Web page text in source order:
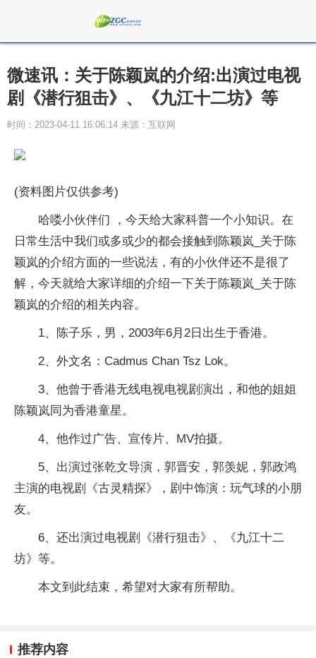
微速讯：关于陈颖岚的介绍:出演过电视
剧《潜行狙击》、《九江十二坊》等
时间：2023-04-11 16:06:14 来源：互联网
(资料图片仅供参考)
哈喽小伙伴们 ，今天给大家科普一个小知识。在
日常生活中我们或多或少的都会接触到陈颖岚_关于陈
颖岚的介绍方面的一些说法，有的小伙伴还不是很了
解，今天就给大家详细的介绍一下关于陈颖岚_关于陈
颖岚的介绍的相关内容。
1、陈子乐，男，2003年6月2日出生于香港。
2、外文名：Cadmus Chan Tsz Lok。
3、他曾于香港无线电视电视剧演出，和他的姐姐
陈颖岚同为香港童星。
4、他作过广告、宣传片、MV拍摄。
5、出演过张乾文导演，郭晋安，郭羡妮，郭政鸿
主演的电视剧《古灵精探》，剧中饰演：玩气球的小朋
友。
6、还出演过电视剧《潜行狙击》、《九江十二
坊》等。
本文到此结束，希望对大家有所帮助。
推荐内容